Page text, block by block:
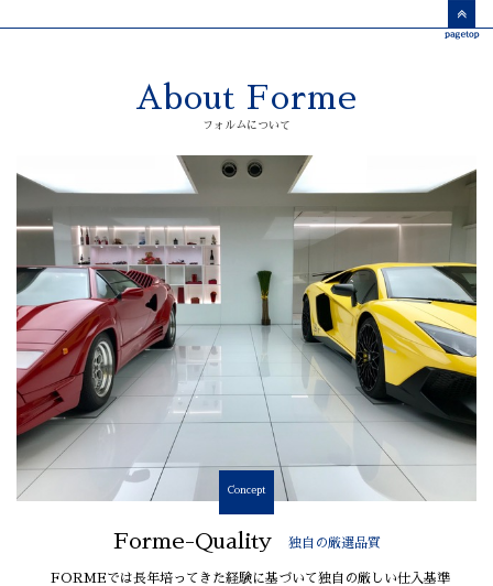
About Forme
フォルムについて
Concept
Forme-Quality 独自の厳選品質
FORMEでは長年培ってきた経験に基づいて独自の厳しい仕入基準